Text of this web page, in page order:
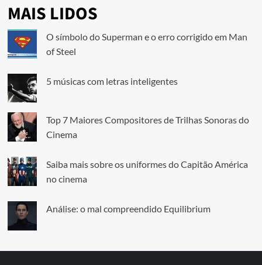
MAIS LIDOS
O símbolo do Superman e o erro corrigido em Man
of Steel
5 músicas com letras inteligentes
Top 7 Maiores Compositores de Trilhas Sonoras do
Cinema
Saiba mais sobre os uniformes do Capitão América
no cinema
Análise: o mal compreendido Equilibrium